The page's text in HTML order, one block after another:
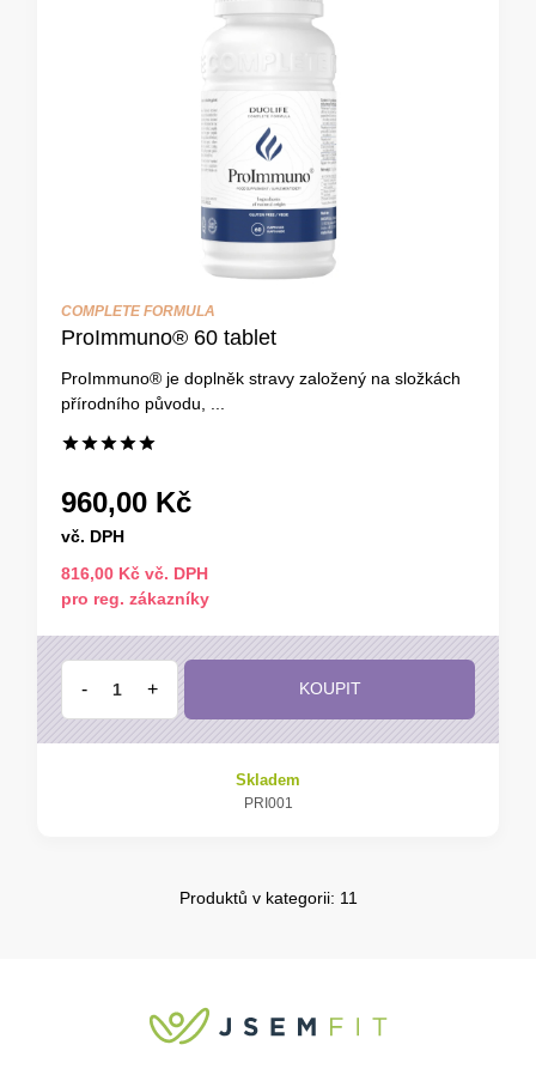
COMPLETE FORMULA
ProImmuno® 60 tablet
ProImmuno® je doplněk stravy založený na složkách
přírodního původu, ...
960,00 Kč
vč. DPH
816,00 Kč vč. DPH
pro reg. zákazníky
- + KOUPIT
Skladem
PRI001
Produktů v kategorii: 11